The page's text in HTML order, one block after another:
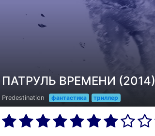
ПАТРУЛЬ ВРЕМЕНИ (2014)
Predestination фантастика триллер